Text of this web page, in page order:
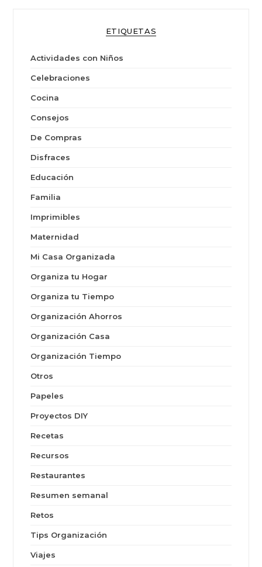
ETIQUETAS
Actividades con Niños
Celebraciones
Cocina
Consejos
De Compras
Disfraces
Educación
Familia
Imprimibles
Maternidad
Mi Casa Organizada
Organiza tu Hogar
Organiza tu Tiempo
Organización Ahorros
Organización Casa
Organización Tiempo
Otros
Papeles
Proyectos DIY
Recetas
Recursos
Restaurantes
Resumen semanal
Retos
Tips Organización
Viajes